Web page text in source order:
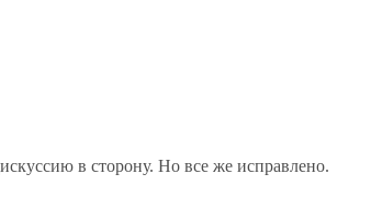
в сторону. Но все же исправлено.